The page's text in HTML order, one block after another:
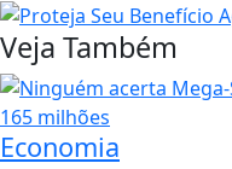
Veja Também
Economia